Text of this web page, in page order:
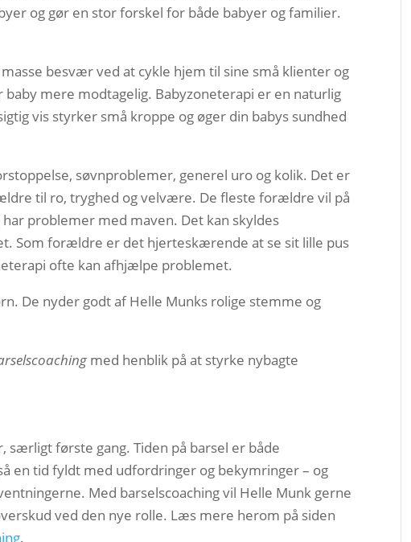
og gør en stor forskel for både babyer og familier.
besvær ved at cykle hjem til sine små klienter og
mere modtagelig. Babyzoneterapi er en naturlig
vis styrker små kroppe og øger din babys sundhed
søvnproblemer, generel uro og kolik. Det er
til ro, tryghed og velvære. De fleste forældre vil på
problemer med maven. Det kan skyldes
Som forældre er det hjerteskærende at se sit lille pus
ofte kan afhjælpe problemet.
De nyder godt af Helle Munks rolige stemme og
med henblik på at styrke nybagte
første gang. Tiden på barsel er både
en tid fyldt med udfordringer og bekymringer – og
Med barselscoaching vil Helle Munk gerne
ved den nye rolle. Læs mere herom på siden
.